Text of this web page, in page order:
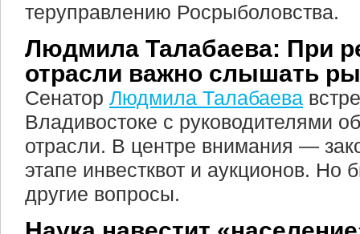
теруправлению Росрыболовства.
Людмила Талабаева: При
отрасли важно слышать
Сенатор Людмила Талабаева
Владивостоке с руководителями
отрасли. В центре внимания —
этапе инвестквот и аукционов. Но
другие вопросы.